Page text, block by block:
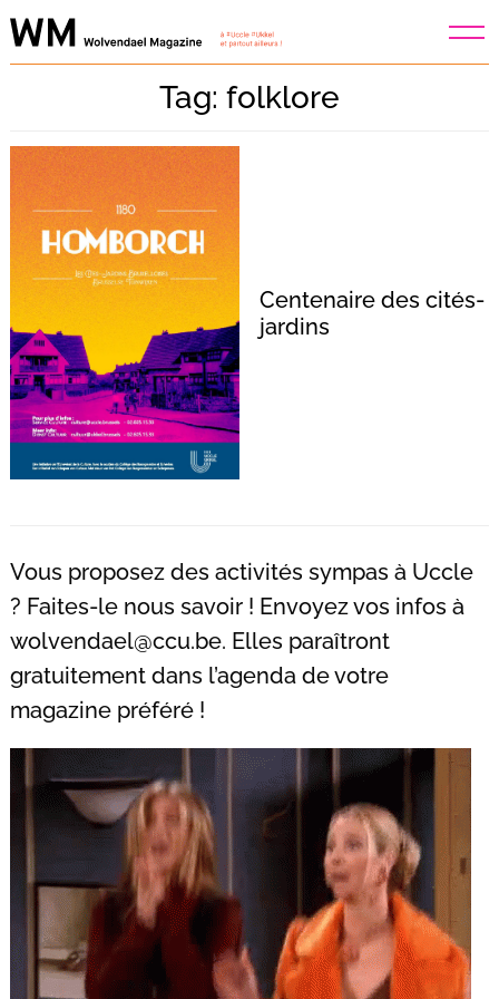
Skip
to
Tag: folklore
Centenaire des cités-
jardins
Vous proposez des activités sympas à Uccle
? Faites-le nous savoir ! Envoyez vos infos à
wolvendael@ccu.be. Elles paraîtront
gratuitement dans l’agenda de votre
magazine préféré !